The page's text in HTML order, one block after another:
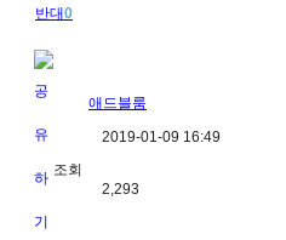
반대0
애드블룸
2019-01-09 16:49
조회
2,293